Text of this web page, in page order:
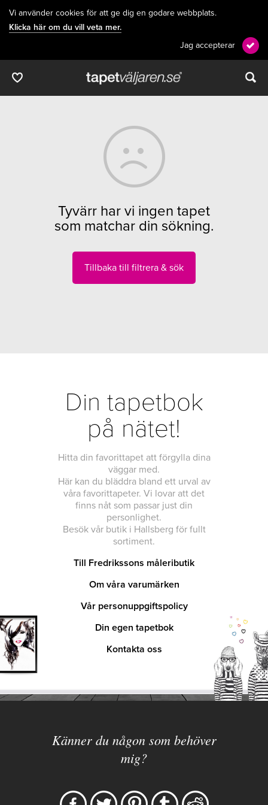
Vi använder cookies för att ge dig en godare webbplats.
Klicka här om du vill veta mer.
Jag accepterar
Tyvärr har vi ingen tapet
som matchar din sökning.
Tillbaka till filtrera & sök
Din tapetbok
på nätet!
Hitta din favorittapet att förgylla dina
väggar med.
Här kan du bläddra bland ett urval av
våra favorittapeter. Vi lovar att det
finns nåt som passar just din
personlighet.
Besök vår butik i Hallsberg för fullt
sortiment.
Till Fredrikssons måleributik
Om våra varumärken
Vår personuppgiftspolicy
Din egen tapetbok
Kontakta oss
Känner du någon som behöver
mig?